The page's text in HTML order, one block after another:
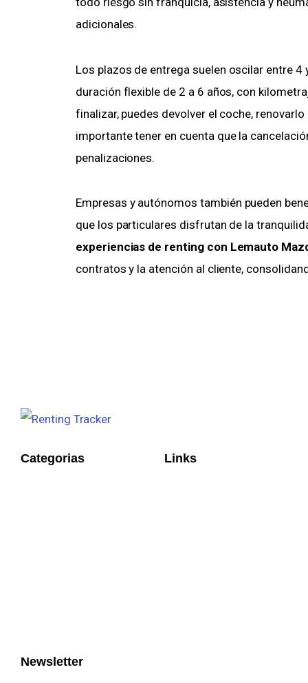
adicionales.
Los plazos de entrega suelen oscilar entre
duración flexible de 2 a 6 años, con
finalizar, puedes devolver el coche,
importante tener en cuenta que la
penalizaciones.
Empresas y autónomos también pueden
que los particulares disfrutan de la
experiencias de renting con Lemauto
contratos y la atención al cliente,
Categorias Links
Newsletter